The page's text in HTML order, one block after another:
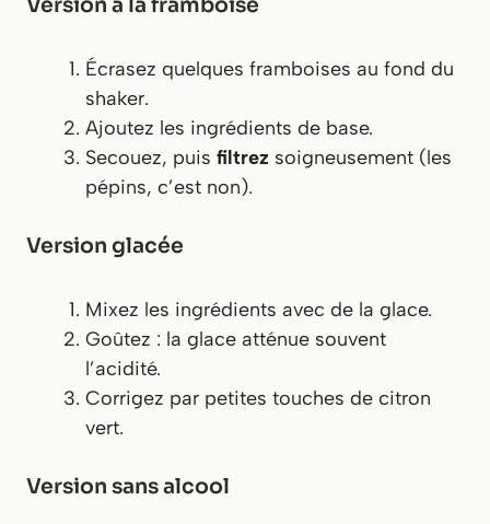
Version à la framboise
Écrasez quelques framboises au fond du
shaker.
Ajoutez les ingrédients de base.
Secouez, puis filtrez soigneusement (les
pépins, c’est non).
Version glacée
Mixez les ingrédients avec de la glace.
Goûtez : la glace atténue souvent
l’acidité.
Corrigez par petites touches de citron
vert.
Version sans alcool